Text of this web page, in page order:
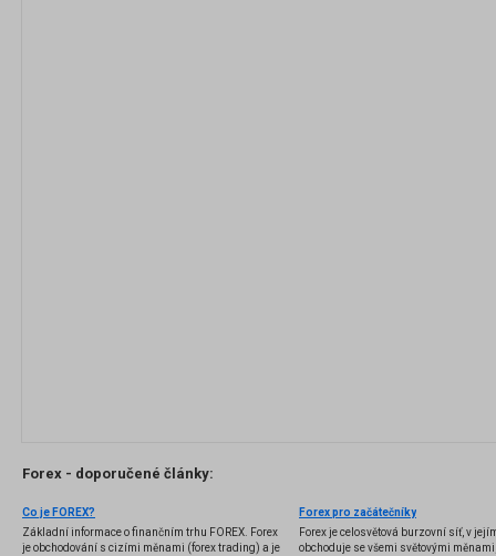
Forex - doporučené články:
Co je FOREX?
Základní informace o finančním trhu FOREX. Forex
je obchodování s cizími měnami (forex trading) a je
Forex pro začátečníky
Forex je celosvětová burzovní síť, v
obchoduje se všemi světovými